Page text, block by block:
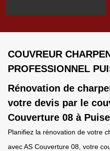
COUVREUR
PROFESSIONNEL
Rénovation de
votre devis par le
Couverture 08 à
Planifiez la rénovation de votre
avec AS Couverture 08, votre